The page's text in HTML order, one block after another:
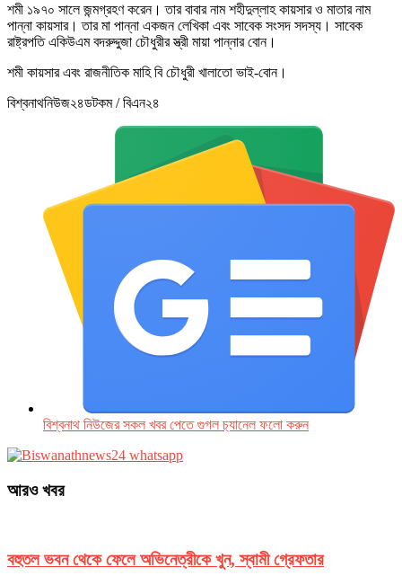
শমী ১৯৭০ সালে জন্মগ্রহণ করেন। তার বাবার নাম শহীদুল্লাহ কায়সার ও মাতার নাম
পান্না কায়সার। তার মা পান্না একজন লেখিকা এবং সাবেক সংসদ সদস্য। সাবেক
রাষ্ট্রপতি একিউএম বদরুদ্দুজা চৌধুরীর স্ত্রী মায়া পান্নার বোন।
শমী কায়সার এবং রাজনীতিক মাহি বি চৌধুরী খালাতো ভাই-বোন।
বিশ্বনাথনিউজ২৪ডটকম / বিএন২৪
বিশ্বনাথ নিউজের সকল খবর পেতে গুগল চ‌্যানেল ফলো করুন
আরও খবর
বহুতল ভবন থেকে ফেলে অভিনেত্রীকে খুন, স্বামী গ্রেফতার